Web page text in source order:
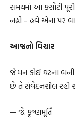
સમયમાં આ કસોટી
નહીં – હવે એના પર
આજનો વિચાર
જે મન કોઈ ઘટના
છે તે સંવેદનશીલ રહી
— જે. કૃષ્ણમૂર્તિ